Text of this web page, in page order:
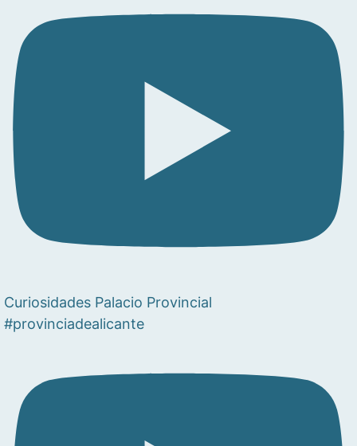
Curiosidades Palacio Provincial
#provinciadealicante